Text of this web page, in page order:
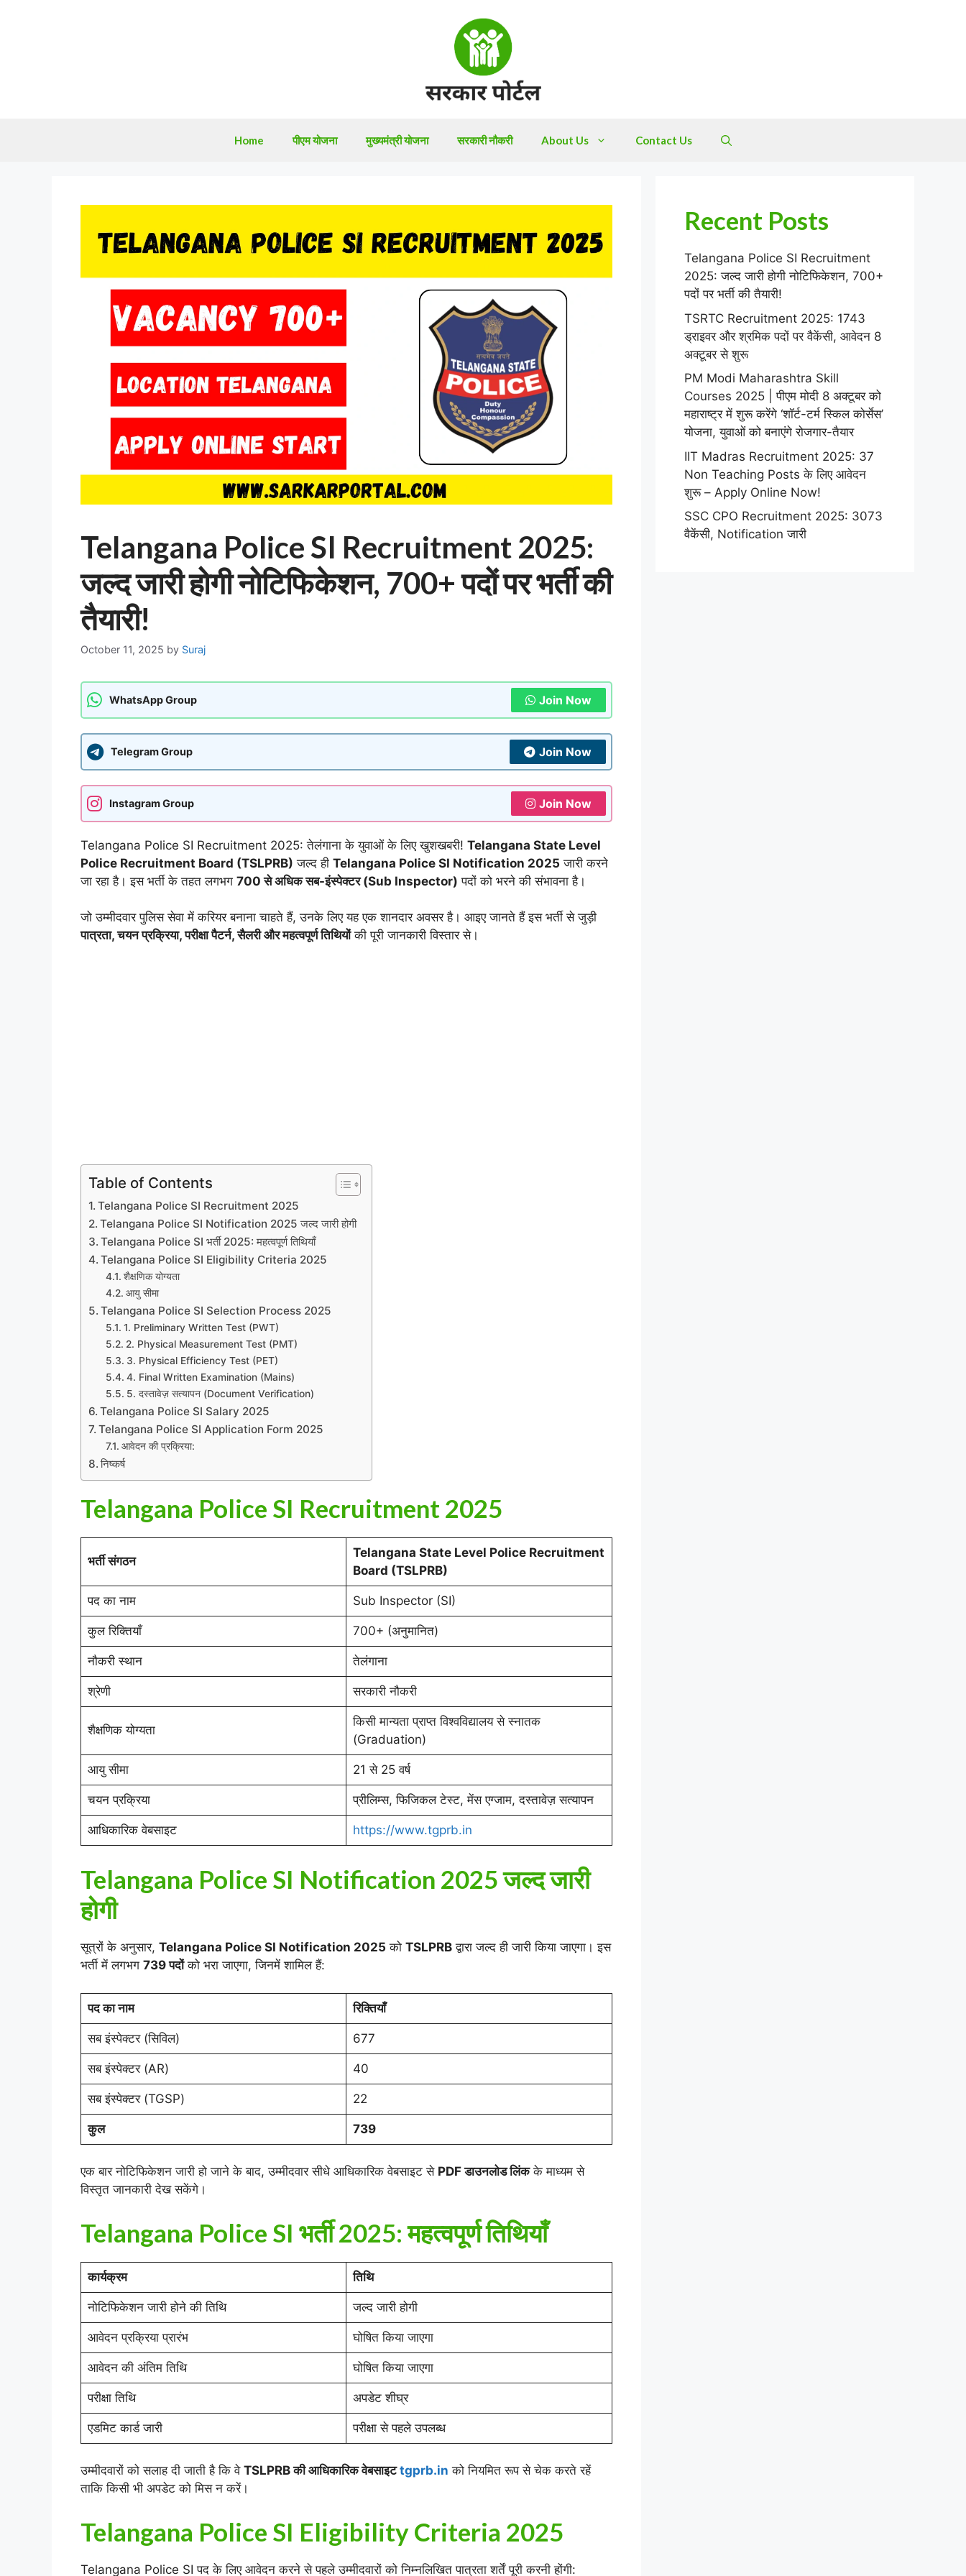
Home पीएम योजना मुख्यमंत्री योजना सरकारी नौकरी About Us Contact Us
Telangana Police SI Recruitment 2025:
जल्द जारी होगी नोटिफिकेशन, 700+ पदों पर भर्ती की
तैयारी!
October 11, 2025 by Suraj
WhatsApp Group Join Now
Telegram Group Join Now
Instagram Group Join Now
Telangana Police SI Recruitment 2025: तेलंगाना के युवाओं के लिए खुशखबरी! Telangana State Level
Police Recruitment Board (TSLPRB) जल्द ही Telangana Police SI Notification 2025 जारी करने
जा रहा है। इस भर्ती के तहत लगभग 700 से अधिक सब-इंस्पेक्टर (Sub Inspector) पदों को भरने की संभावना है।
जो उम्मीदवार पुलिस सेवा में करियर बनाना चाहते हैं, उनके लिए यह एक शानदार अवसर है। आइए जानते हैं इस भर्ती से जुड़ी
पात्रता, चयन प्रक्रिया, परीक्षा पैटर्न, सैलरी और महत्वपूर्ण तिथियोंकी पूरी जानकारी विस्तार से।
Table of Contents
Telangana Police SI Recruitment 2025
Telangana Police SI Notification 2025 जल्द जारी होगी
Telangana Police SI भर्ती 2025: महत्वपूर्ण तिथियाँ
Telangana Police SI Eligibility Criteria 2025
शैक्षणिक योग्यता
आयु सीमा
Telangana Police SI Selection Process 2025
1. Preliminary Written Test (PWT)
2. Physical Measurement Test (PMT)
3. Physical Efficiency Test (PET)
4. Final Written Examination (Mains)
5. दस्तावेज़ सत्यापन (Document Verification)
Telangana Police SI Salary 2025
Telangana Police SI Application Form 2025
आवेदन की प्रक्रिया:
निष्कर्ष
Telangana Police SI Recruitment 2025
भर्ती संगठन
Telangana State Level Police Recruitment
Board (TSLPRB)
पद का नाम Sub Inspector (SI)
कुल रिक्तियाँ 700+ (अनुमानित)
नौकरी स्थान तेलंगाना
श्रेणी सरकारी नौकरी
शैक्षणिक योग्यता
किसी मान्यता प्राप्त विश्वविद्यालय से स्नातक
(Graduation)
आयु सीमा 21 से 25 वर्ष
चयन प्रक्रिया प्रीलिम्स, फिजिकल टेस्ट, मेंस एग्जाम, दस्तावेज़ सत्यापन
आधिकारिक वेबसाइट https://www.tgprb.in
Telangana Police SI Notification 2025 जल्द जारी
होगी
सूत्रों के अनुसार, Telangana Police SI Notification 2025 को TSLPRB द्वारा जल्द ही जारी किया जाएगा। इस
भर्ती में लगभग 739 पदोंको भरा जाएगा, जिनमें शामिल हैं:
पद का नाम रिक्तियाँ
सब इंस्पेक्टर (सिविल) 677
सब इंस्पेक्टर (AR) 40
सब इंस्पेक्टर (TGSP) 22
कुल 739
एक बार नोटिफिकेशन जारी हो जाने के बाद, उम्मीदवार सीधे आधिकारिक वेबसाइट से PDF डाउनलोड लिंकके माध्यम से
विस्तृत जानकारी देख सकेंगे।
Telangana Police SI भर्ती 2025: महत्वपूर्ण तिथियाँ
कार्यक्रम तिथि
नोटिफिकेशन जारी होने की तिथि जल्द जारी होगी
आवेदन प्रक्रिया प्रारंभ घोषित किया जाएगा
आवेदन की अंतिम तिथि घोषित किया जाएगा
परीक्षा तिथि अपडेट शीघ्र
एडमिट कार्ड जारी परीक्षा से पहले उपलब्ध
उम्मीदवारों को सलाह दी जाती है कि वे TSLPRB की आधिकारिक वेबसाइट tgprb.in को नियमित रूप से चेक करते रहें
ताकि किसी भी अपडेट को मिस न करें।
Telangana Police SI Eligibility Criteria 2025
Telangana Police SI पद के लिए आवेदन करने से पहले उम्मीदवारों को निम्नलिखित पात्रता शर्तें पूरी करनी होंगी:
Recent Posts
Telangana Police SI Recruitment
2025: जल्द जारी होगी नोटिफिकेशन, 700+
पदों पर भर्ती की तैयारी!
TSRTC Recruitment 2025: 1743
ड्राइवर और श्रमिक पदों पर वैकेंसी, आवेदन 8
अक्टूबर से शुरू
PM Modi Maharashtra Skill
Courses 2025 | पीएम मोदी 8 अक्टूबर को
महाराष्ट्र में शुरू करेंगे ‘शॉर्ट-टर्म स्किल कोर्सेस’
योजना, युवाओं को बनाएंगे रोजगार-तैयार
IIT Madras Recruitment 2025: 37
Non Teaching Posts के लिए आवेदन
शुरू – Apply Online Now!
SSC CPO Recruitment 2025: 3073
वैकेंसी, Notification जारी